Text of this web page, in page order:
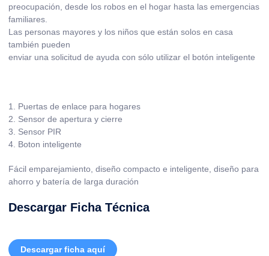
preocupación, desde los robos en el hogar hasta las emergencias
familiares.
Las personas mayores y los niños que están solos en casa
también pueden
enviar una solicitud de ayuda con sólo utilizar el botón inteligente
1. Puertas de enlace para hogares
2. Sensor de apertura y cierre
3. Sensor PIR
4. Boton inteligente
Fácil emparejamiento, diseño compacto e inteligente, diseño para
ahorro y batería de larga duración
Descargar Ficha Técnica
Descargar ficha aquí